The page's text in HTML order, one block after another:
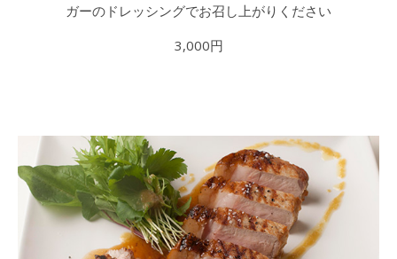
ガーのドレッシングでお召し上がりください
3,000円